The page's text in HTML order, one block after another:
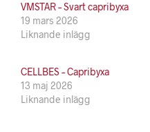
VMSTAR – Svart capribyxa
19 mars 2026
Liknande inlägg
CELLBES – Capribyxa
13 maj 2026
Liknande inlägg